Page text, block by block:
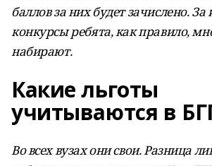
баллов за них будет зачислено. За
конкурсы ребята, как правило,
набирают.
Какие льготы
учитываются в
Во всех вузах они свои. Разница